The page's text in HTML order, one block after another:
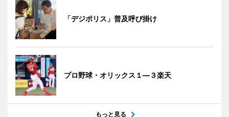
「デジポリス」普及呼び掛け
プロ野球・オリックス１―３楽天
もっと見る